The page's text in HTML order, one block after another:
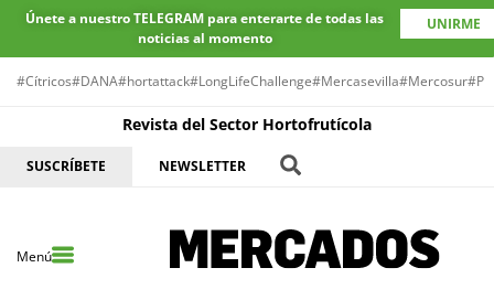
Únete a nuestro TELEGRAM para enterarte de todas las
noticias al momento
UNIRME
#Cítricos#DANA#hortattack#LongLifeChallenge#Mercasevilla#Mercosur
Revista del Sector Hortofrutícola
SUSCRÍBETE NEWSLETTER
Menú